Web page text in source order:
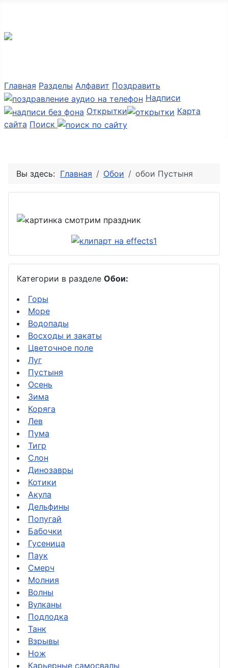
Главная Разделы Алфавит Поздравить
Надписи
Открытки
Карта
сайта Поиск
Вы здесь: Главная Обои обои Пустыня
Категории в разделе Обои:
Горы
Море
Водопады
Восходы и закаты
Цветочное поле
Луг
Пустыня
Осень
Зима
Коряга
Лев
Пума
Тигр
Слон
Динозавры
Котики
Акула
Дельфины
Попугай
Бабочки
Гусеница
Паук
Смерч
Молния
Волны
Вулканы
Подлодка
Танк
Взрывы
Нож
Карьерные самосвалы